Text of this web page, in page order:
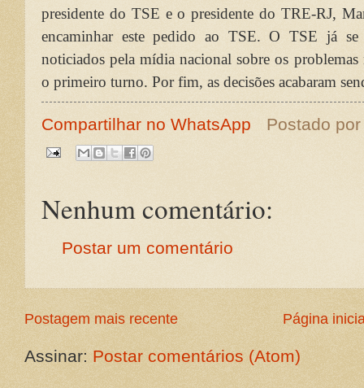
presidente do TSE e o presidente do TRE-RJ,
encaminhar este pedido ao TSE. O TSE já se
noticiados pela mídia nacional sobre os
o primeiro turno. Por fim, as decisões acabaram
Compartilhar no WhatsApp Postado
Nenhum comentário:
Postar um comentário
Postagem mais recente Página
Assinar: Postar comentários (Atom)